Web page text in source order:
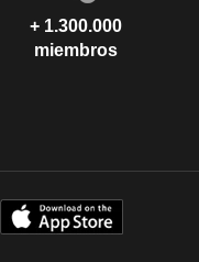
+ 1.300.000
miembros